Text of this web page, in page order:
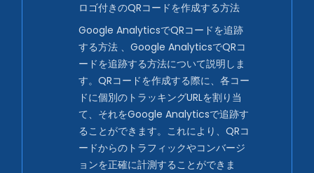
ロゴ付きのQRコードを作成する方法
Google AnalyticsでQRコードを追跡
する方法 、Google AnalyticsでQRコ
ードを追跡する方法について説明しま
す。QRコードを作成する際に、各コー
ドに個別のトラッキングURLを割り当
て、それをGoogle Analyticsで追跡す
ることができます。これにより、QRコ
ードからのトラフィックやコンバージ
ョンを正確に計測することができま